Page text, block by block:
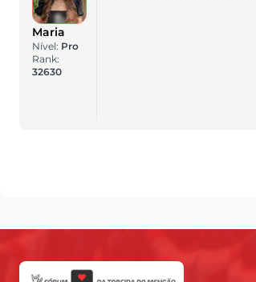
Maria
Nível: Pro
Rank:
32630